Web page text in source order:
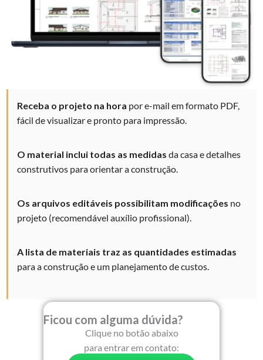
Receba o projeto na hora por e-mail em formato PDF,
fácil de visualizar e pronto para impressão.
O material inclui todas as medidas da casa e detalhes
construtivos paraorientar a construção.
Os arquivos editáveis possibilitam modificações no
projeto (recomendável auxílio profissional).
A lista de materiais traz as quantidades estimadas
para a construção e um planejamento de custos.
Ficou com alguma dúvida?
Clique no botão abaixo
para entrar em contato: